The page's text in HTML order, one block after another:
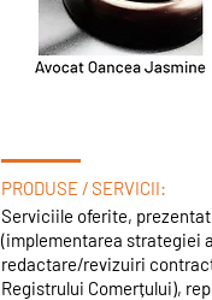
PRODUSE / SERVICII:
Serviciile oferite,
(implementarea strategiei
redactare/revizuiri
Registrului Comerțului),